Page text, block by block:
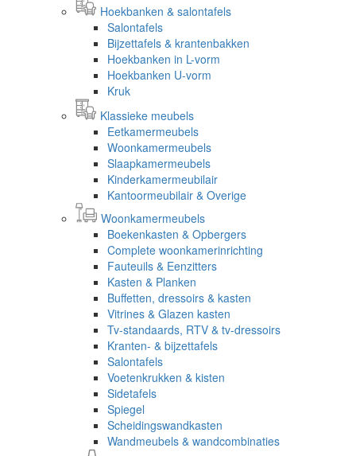
Hoekbanken & salontafels
Salontafels
Bijzettafels & krantenbakken
Hoekbanken in L-vorm
Hoekbanken U-vorm
Kruk
Klassieke meubels
Eetkamermeubels
Woonkamermeubels
Slaapkamermeubels
Kinderkamermeubilair
Kantoormeubilair & Overige
Woonkamermeubels
Boekenkasten & Opbergers
Complete woonkamerinrichting
Fauteuils & Eenzitters
Kasten & Planken
Buffetten, dressoirs & kasten
Vitrines & Glazen kasten
Tv-standaards, RTV & tv-dressoirs
Kranten- & bijzettafels
Salontafels
Voetenkrukken & kisten
Sidetafels
Spiegel
Scheidingswandkasten
Wandmeubels & wandcombinaties